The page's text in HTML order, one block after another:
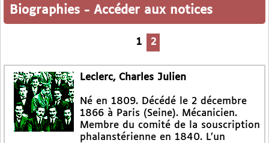
Biographies - Accéder aux notices
1 2
Leclerc, Charles Julien
Né en 1809. Décédé le 2 décembre
1866 à Paris (Seine). Mécanicien.
Membre du comité de la souscription
phalanstérienne en 1840. L’un